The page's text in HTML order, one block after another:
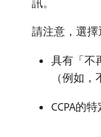
訊。
請注意，選擇
具有「不
（例如
CCPA的